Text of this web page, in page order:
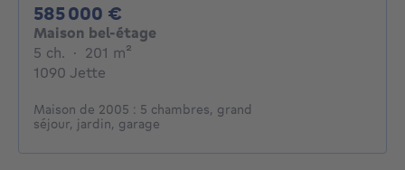
585 000 €
Maison bel-étage
5 ch. 5 chambres
· 201 m²
1090 Jette
Maison de 2005 : 5 chambres, grand
séjour, jardin, garage